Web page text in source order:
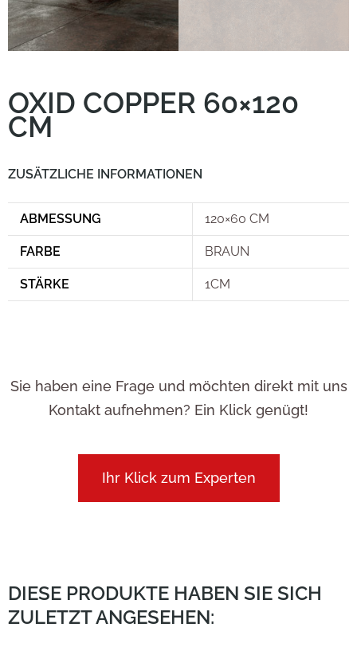
OXID COPPER 60×120
CM
ZUSÄTZLICHE INFORMATIONEN
ABMESSUNG 120×60 CM
FARBE BRAUN
STÄRKE 1CM
Sie haben eine Frage und möchten direkt mit uns
Kontakt aufnehmen? Ein Klick genügt!
Ihr Klick zum Experten
DIESE PRODUKTE HABEN SIE SICH
ZULETZT ANGESEHEN: